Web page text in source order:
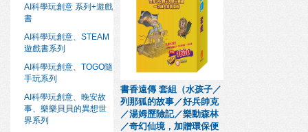
AI科學玩創意 系列+遊戲
書
AI科學玩創意、STEAM
遊戲書系列
AI科學玩創意、TOGO隨
手玩系列
AI科學玩創意、晚安故
事、樂樂貝貝的異想世
界系列
書香遠傳 套組（水孩子／
列那狐的故事／好兵帥克
／湯姆歷險記／樂動森林
／奇幻仙境，加贈環保便